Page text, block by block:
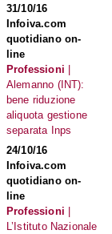
31/10/16
Infoiva.com
quotidiano on-
line
Professioni |
Alemanno (INT):
bene riduzione
aliquota gestione
separata Inps
24/10/16
Infoiva.com
quotidiano on-
line
Professioni |
L’Istituto Nazionale